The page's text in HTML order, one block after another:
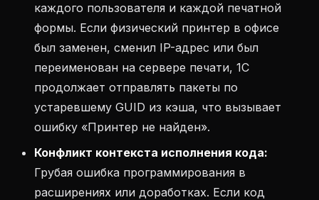
каждого пользователя и каждой печатной
формы. Если физический принтер в офисе
был заменен, сменил IP-адрес или был
переименован на сервере печати, 1С
продолжает отправлять пакеты по
устаревшему GUID из кэша, что вызывает
ошибку «Принтер не найден».
Конфликт контекста исполнения кода:
Грубая ошибка программирования в
расширениях или доработках. Если код